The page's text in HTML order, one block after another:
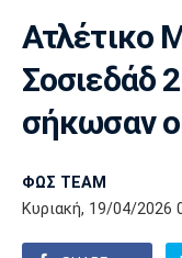
AUTO-
Super League 1
Super League 2
Γ Εθνική
Ελλάδα
Μπάσκετ
Ελλάδα
Εθνική
EuroLeague
Ολυμπιακοί
Βόλεϊ
Πόλο
Ολυμπιακός
Ατλέτικο
Σοσιεδάδ
σήκωσαν
ΦΩΣ TEAM
Κυριακή, 19/04/2026